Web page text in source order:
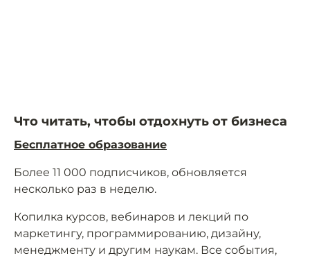
Что читать, чтобы отдохнуть от бизнеса
Бесплатное образование
Более 11 000 подписчиков, обновляется
несколько раз в неделю.
Копилка курсов, вебинаров и лекций по
маркетингу, программированию, дизайну,
менеджменту и другим наукам. Все события,